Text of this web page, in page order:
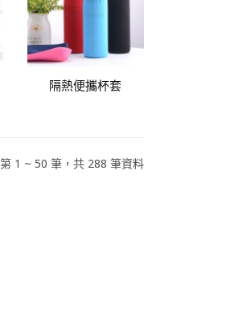
隔熱便攜杯套
第 1 ~ 50 筆，共 288 筆資料